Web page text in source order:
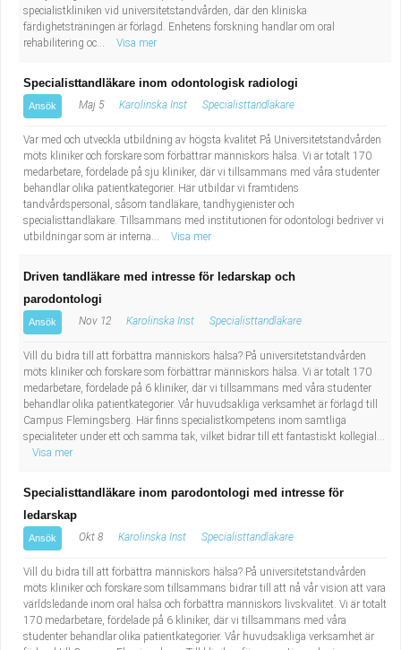
specialistkliniken vid universitetstandvården, där den kliniska
färdighetsträningen är förlagd. Enhetens forskning handlar om oral
rehabilitering oc...
Visa mer
Specialisttandläkare inom odontologisk radiologi
Ansök Maj 5 Karolinska Inst Specialisttandläkare
Var med och utveckla utbildning av högsta kvalitet På Universitetstandvården
möts kliniker och forskare som förbättrar människors hälsa. Vi är totalt 170
medarbetare, fördelade på sju kliniker, där vi tillsammans med våra studenter
behandlar olika patientkategorier. Här utbildar vi framtidens
tandvårdspersonal, såsom tandläkare, tandhygienister och
specialisttandläkare. Tillsammans med institutionen för odontologi bedriver vi
utbildningar som är interna...
Visa mer
Driven tandläkare med intresse för ledarskap och
parodontologi
Ansök Nov 12 Karolinska Inst Specialisttandläkare
Vill du bidra till att förbättra människors hälsa? På universitetstandvården
möts kliniker och forskare som förbättrar människors hälsa. Vi är totalt 170
medarbetare, fördelade på 6 kliniker, där vi tillsammans med våra studenter
behandlar olika patientkategorier. Vår huvudsakliga verksamhet är förlagd till
Campus Flemingsberg. Här finns specialistkompetens inom samtliga
specialiteter under ett och samma tak, vilket bidrar till ett fantastiskt kollegial...
Visa mer
Specialisttandläkare inom parodontologi med intresse för
ledarskap
Ansök Okt 8 Karolinska Inst Specialisttandläkare
Vill du bidra till att förbättra människors hälsa? På universitetstandvården
möts kliniker och forskare som tillsammans bidrar till att nå vår vision att vara
världsledande inom oral hälsa och förbättra människors livskvalitet. Vi är totalt
170 medarbetare, fördelade på 6 kliniker, där vi tillsammans med våra
studenter behandlar olika patientkategorier. Vår huvudsakliga verksamhet är